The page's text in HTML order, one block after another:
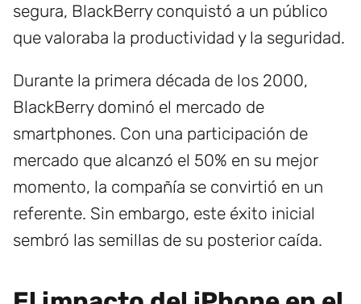
segura, BlackBerry conquistó a un público
que valoraba la productividad y la seguridad.
Durante la primera década de los 2000,
BlackBerry dominó el mercado de
smartphones. Con una participación de
mercado que alcanzó el 50% en su mejor
momento, la compañía se convirtió en un
referente. Sin embargo, este éxito inicial
sembró las semillas de su posterior caída.